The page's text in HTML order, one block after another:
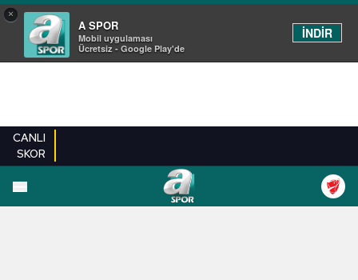
×
A SPOR
Mobil uygulaması
Ücretsiz - Google Play'de
İNDİR
CANLI
SKOR
EN YENILER